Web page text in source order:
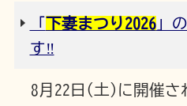
下妻まつり2026」
す‼
8月22日(土)に開催さ